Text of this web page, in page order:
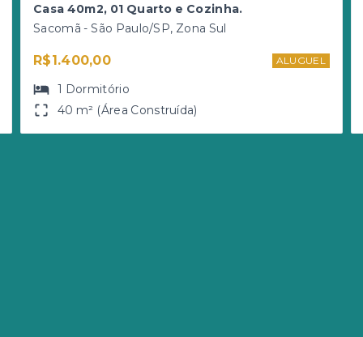
Casa 40m2, 01 Quarto e Cozinha.
Sacomã - São Paulo/SP, Zona Sul
R$1.400,00 ALUGUEL
1 Dormitório
40 m² (Área Construída)